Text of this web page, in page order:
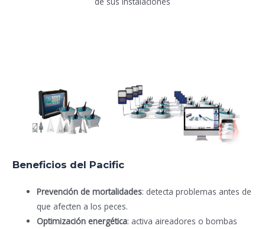
Beneficios del Pacific
Prevención de mortalidades: detecta problemas antes de
que afecten a los peces.
Optimización energética: activa aireadores o bombas